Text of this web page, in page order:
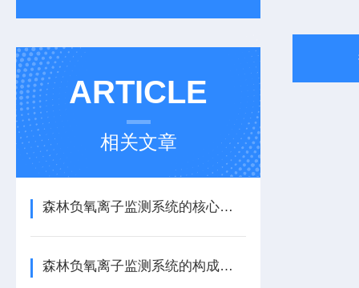
ARTICLE
相关文章
森林负氧离子监测系统的核心定位与设计原则
森林负氧离子监测系统的构成及工作原理分析